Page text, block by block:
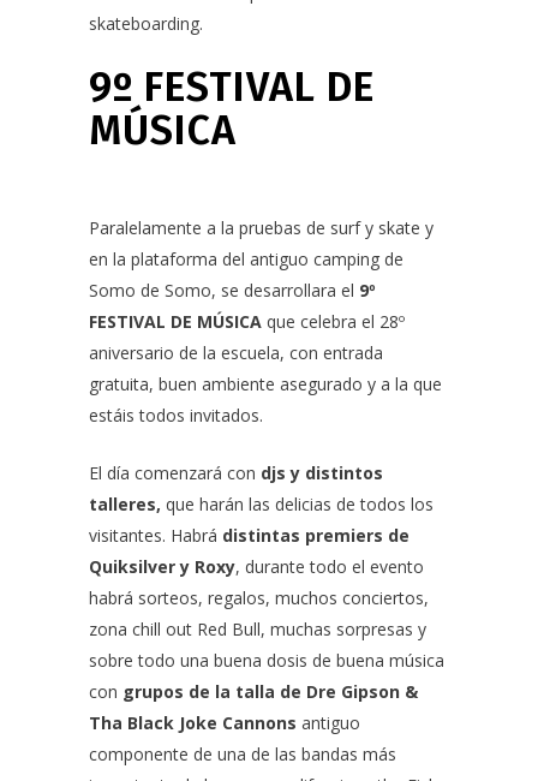
skateboarding.
9º FESTIVAL DE
MÚSICA
Paralelamente a la pruebas de surf y skate y
en la plataforma del antiguo camping de
Somo de Somo, se desarrollara el 9º
FESTIVAL DE MÚSICA que celebra el 28º
aniversario de la escuela, con entrada
gratuita, buen ambiente asegurado y a la que
estáis todos invitados.
El día comenzará con djs y distintos
talleres, que harán las delicias de todos los
visitantes. Habrá distintas premiers de
Quiksilver y Roxy, durante todo el evento
habrá sorteos, regalos, muchos conciertos,
zona chill out Red Bull, muchas sorpresas y
sobre todo una buena dosis de buena música
con grupos de la talla de Dre Gipson &
Tha Black Joke Cannons antiguo
componente de una de las bandas más